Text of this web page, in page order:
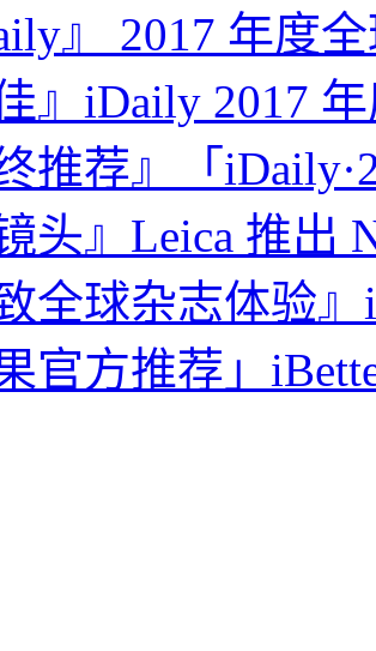
』 2017 年度
佳』iDaily 2017
终推荐』「
镜头』Leica 推出
致全球杂志体验
果官方推荐」